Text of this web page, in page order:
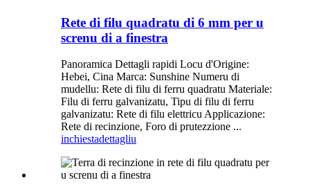
Rete di filu quadratu di 6 mm per u
screnu di a finestra
Panoramica Dettagli rapidi Locu d'Origine:
Hebei, Cina Marca: Sunshine Numeru di
mudellu: Rete di filu di ferru quadratu Materiale:
Filu di ferru galvanizatu, Tipu di filu di ferru
galvanizatu: Rete di filu elettricu Applicazione:
Rete di recinzione, Foro di prutezzione ...
inchiestadettagliu